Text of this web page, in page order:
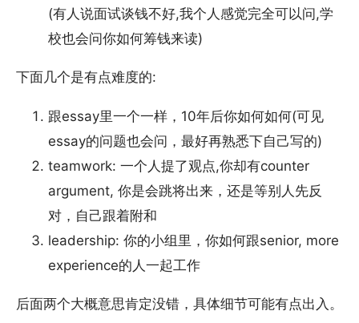
(有人说面试谈钱不好,我个人感觉完全可以问,学
校也会问你如何筹钱来读)
下面几个是有点难度的:
跟essay里一个一样，10年后你如何如何(可见
essay的问题也会问，最好再熟悉下自己写的)
teamwork: 一个人提了观点,你却有counter
argument, 你是会跳将出来，还是等别人先反
对，自己跟着附和
leadership: 你的小组里，你如何跟senior, more
experience的人一起工作
后面两个大概意思肯定没错，具体细节可能有点出入。